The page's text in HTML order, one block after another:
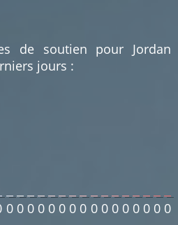
de soutien pour Jordan
jours :
0 0 0 0 0 0 0 0 0 0 0 0 0 0 0 0